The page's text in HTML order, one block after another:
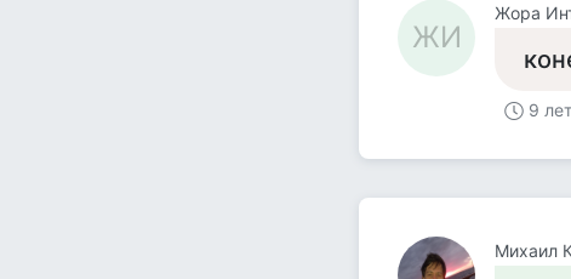
ЖИ
Жора
9 лет
Михаил